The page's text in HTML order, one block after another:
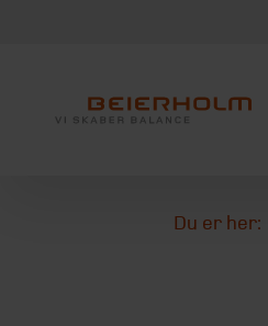
Du er her: